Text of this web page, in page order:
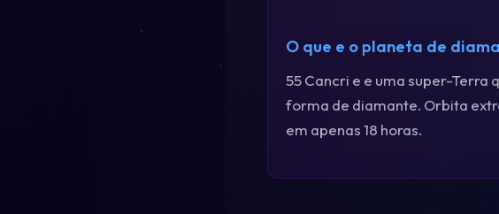
O que e o planeta de
55 Cancri e e uma super-
forma de diamante. Orbita
em apenas 18 horas.